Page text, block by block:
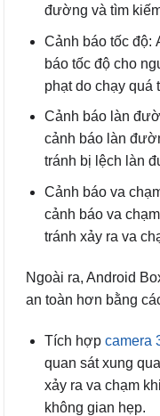
đường và tìm
Cảnh báo tốc độ:
báo tốc độ cho
phạt do chạy quá
Cảnh báo làn
cảnh báo làn
tránh bị lệch làn
Cảnh báo va
cảnh báo va
tránh xảy ra va
Ngoài ra, Android
an toàn hơn bằng
Tích hợp camera
quan sát xung
xảy ra va chạm
không gian hẹp.